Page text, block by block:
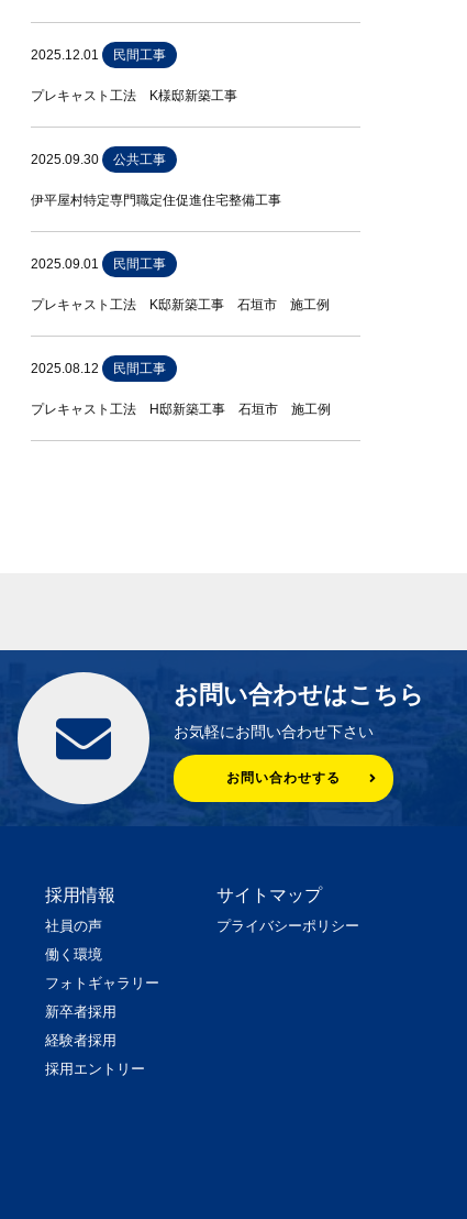
2025.12.01 民間工事
プレキャスト工法 K様邸新築工事
2025.09.30 公共工事
伊平屋村特定専門職定住促進住宅整備工事
2025.09.01 民間工事
プレキャスト工法 K邸新築工事 石垣市 施工例
2025.08.12 民間工事
プレキャスト工法 H邸新築工事 石垣市 施工例
お問い合わせはこちら
お気軽にお問い合わせ下さい
お問い合わせする
採用情報
社員の声
働く環境
フォトギャラリー
新卒者採用
経験者採用
採用エントリー
サイトマップ
プライバシーポリシー